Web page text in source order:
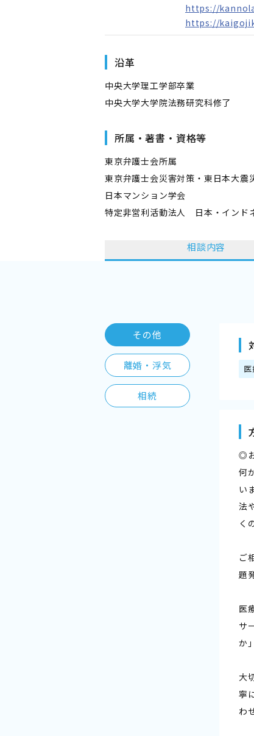
https://
https://
沿革
中央大学理工学部卒業
中央大学大学院法務研究科修了
所属・著書・資格等
東京弁護士会所属
東京弁護士会災害対策・東日本大震
日本マンション学会
特定非営利活動法人 日本・インド
相談内容
その他
離婚・浮気
相続
◎
何
い
法
く
ご
題
医
サ
か
大
寧
わ